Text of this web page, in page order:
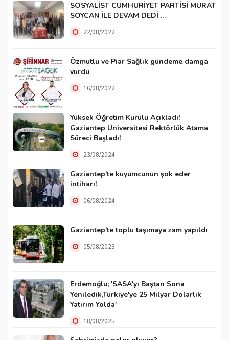
SOSYALİST CUMHURİYET PARTİSİ MURAT
SOYCAN İLE DEVAM DEDİ …
22/08/2022
Özmutlu ve Piar Sağlık gündeme damga
vurdu
16/08/2022
Yüksek Öğretim Kurulu Açıkladı!
Gaziantep Üniversitesi Rektörlük Atama
Süreci Başladı!
23/08/2024
Gaziantep'te kuyumcunun şok eder
intiharı!
06/08/2024
Gaziantep'te toplu taşımaya zam yapıldı
05/08/2023
Erdemoğlu; 'SASA'yı Baştan Sona
Yeniledik,Türkiye'ye 25 Milyar Dolarlık
Yatırım Yolda'
18/08/2025